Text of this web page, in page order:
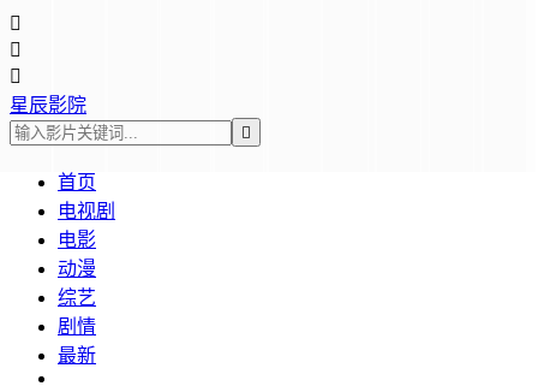



星辰影院

首页
电视剧
电影
动漫
综艺
剧情
最新